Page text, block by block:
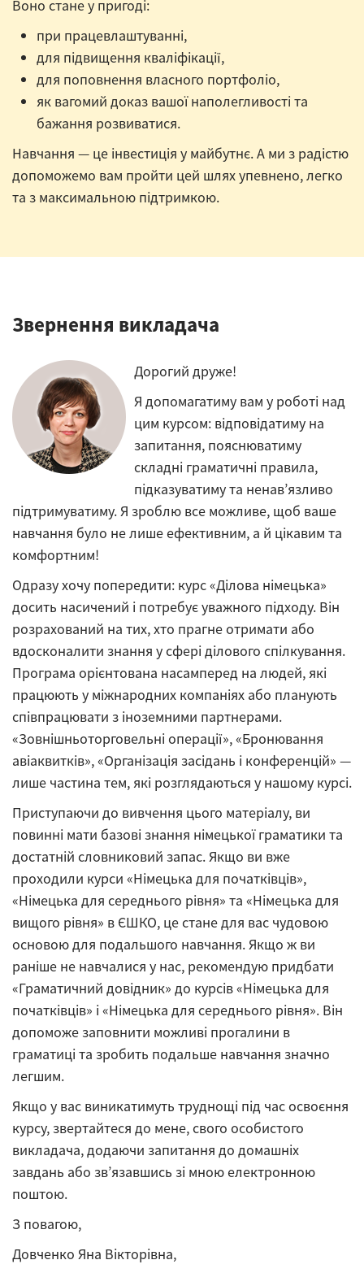
Воно стане у пригоді:
при працевлаштуванні,
для підвищення кваліфікації,
для поповнення власного портфоліо,
як вагомий доказ вашої наполегливості та
бажання розвиватися.
Навчання — це інвестиція у майбутнє. А ми з радістю
допоможемо вам пройти цей шлях упевнено, легко
та з максимальною підтримкою.
Звернення викладача
Дорогий друже!
Я допомагатиму вам у роботі над
цим курсом: відповідатиму на
запитання, пояснюватиму
складні граматичні правила,
підказуватиму та ненав’язливо
підтримуватиму. Я зроблю все можливе, щоб ваше
навчання було не лише ефективним, а й цікавим та
комфортним!
Одразу хочу попередити: курс «Ділова німецька»
досить насичений і потребує уважного підходу. Він
розрахований на тих, хто прагне отримати або
вдосконалити знання у сфері ділового спілкування.
Програма орієнтована насамперед на людей, які
працюють у міжнародних компаніях або планують
співпрацювати з іноземними партнерами.
«Зовнішньоторговельні операції», «Бронювання
авіаквитків», «Організація засідань і конференцій» —
лише частина тем, які розглядаються у нашому курсі.
Приступаючи до вивчення цього матеріалу, ви
повинні мати базові знання німецької граматики та
достатній словниковий запас. Якщо ви вже
проходили курси «Німецька для початківців»,
«Німецька для середнього рівня» та «Німецька для
вищого рівня» в ЄШКО, це стане для вас чудовою
основою для подальшого навчання. Якщо ж ви
раніше не навчалися у нас, рекомендую придбати
«Граматичний довідник» до курсів «Німецька для
початківців» і «Німецька для середнього рівня». Він
допоможе заповнити можливі прогалини в
граматиці та зробить подальше навчання значно
легшим.
Якщо у вас виникатимуть труднощі під час освоєння
курсу, звертайтеся до мене, свого особистого
викладача, додаючи запитання до домашніх
завдань або зв’язавшись зі мною електронною
поштою.
З повагою,
Довченко Яна Вікторівна,